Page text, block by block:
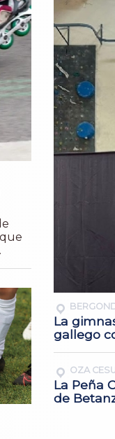
La
gallego
OZA
La Peña
de